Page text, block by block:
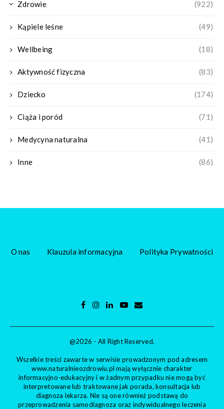
Zdrowie (922)
Kąpiele leśne (49)
Wellbeing (18)
Aktywność fizyczna (83)
Dziecko (174)
Ciąża i poród (71)
Medycyna naturalna (41)
Inne (86)
O nas Klauzula informacyjna Polityka Prywatności
@2026 - All Right Reserved.
Wszelkie treści zawarte w serwisie prowadzonym pod adresem
www.naturalnieozdrowiu.pl mają wyłącznie charakter
informacyjno-edukacyjny i w żadnym przypadku nie mogą być
interpretowane lub traktowane jak porada, konsultacja lub
diagnoza lekarza. Nie są one również podstawą do
przeprowadzenia samodiagnoza oraz indywidualnego leczenia